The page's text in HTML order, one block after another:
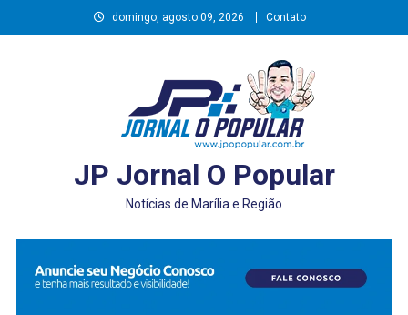
to
domingo, agosto 09, 2026 Contato
JP Jornal O Popular
Notícias de Marília e Região